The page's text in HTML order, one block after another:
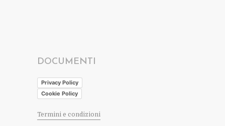
DOCUMENTI
Privacy Policy
Cookie Policy
Termini e condizioni